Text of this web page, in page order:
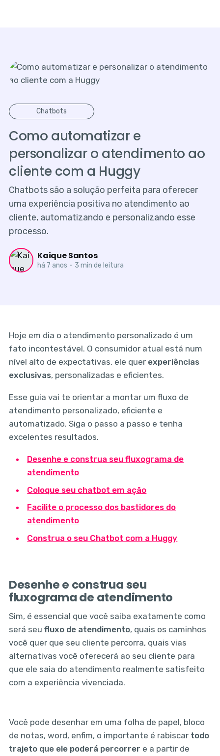
Chatbots
Como automatizar e
personalizar o atendimento ao
cliente com a Huggy
Chatbots são a solução perfeita para oferecer
uma experiência positiva no atendimento ao
cliente, automatizando e personalizando esse
processo.
Kaique Santos
há 7 anos • 3 min de leitura
Hoje em dia o atendimento personalizado é um
fato incontestável. O consumidor atual está num
nível alto de expectativas, ele quer experiências
exclusivas, personalizadas e eficientes.
Esse guia vai te orientar a montar um fluxo de
atendimento personalizado, eficiente e
automatizado. Siga o passo a passo e tenha
excelentes resultados.
Desenhe e construa seu fluxograma de
atendimento
Coloque seu chatbot em ação
Facilite o processo dos bastidores do
atendimento
Construa o seu Chatbot com a Huggy
Desenhe e construa seu
fluxograma de atendimento
Sim, é essencial que você saiba exatamente como
será seu fluxo de atendimento, quais os caminhos
você quer que seu cliente percorra, quais vias
alternativas você oferecerá ao seu cliente para
que ele saia do atendimento realmente satisfeito
com a experiência vivenciada.
Você pode desenhar em uma folha de papel, bloco
de notas, word, enfim, o importante é rabiscar todo
trajeto que ele poderá percorrer e a partir de